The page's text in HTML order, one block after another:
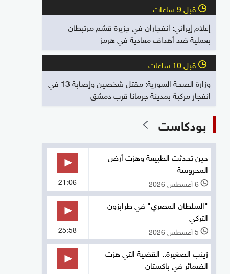
l قبل 9 ساعات
إعلام إيراني: انفجاران في جزيرة قشم مرتبطان
بعملية ضد أهداف معادية في هرمز
l قبل 10 ساعات
وزارة الصحة السورية: مقتل شخصين وإصابة 13 في
انفجار مركبة بمدينة جرمانا قرب دمشق
بودكاست
حين تحدثت الطبيعة وهزت أرض
المحروسة
l 6 أغسطس 2026 21:06
"السلطان المصري" في طرابزون
التركي
l 5 أغسطس 2026 25:58
زينب الصغيرة.. القضية التي هزت
الضمائر في باكستان